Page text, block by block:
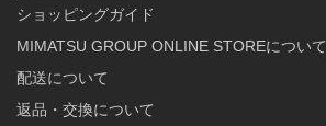
ショッピングガイド
MIMATSU GROUP ONLINE STOREについて
配送について
返品・交換について